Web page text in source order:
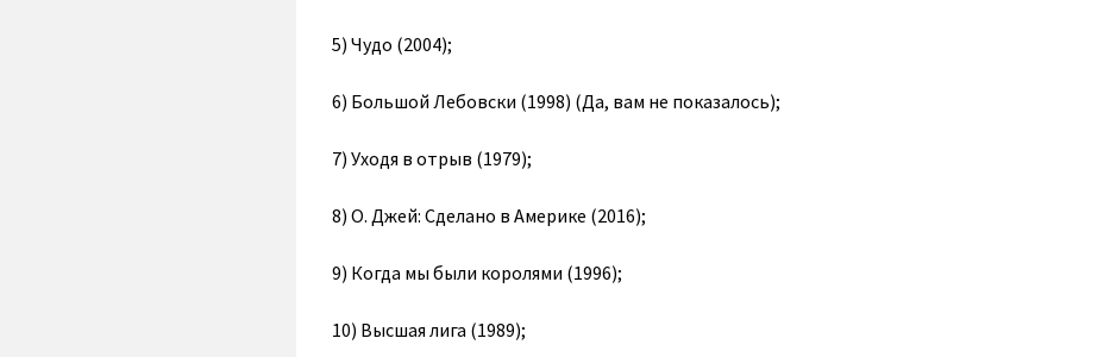
5) Чудо (2004);
6) Большой Лебовски (1998) (Да, вам не показалось);
7) Уходя в отрыв (1979);
8) О. Джей: Сделано в Америке (2016);
9) Когда мы были королями (1996);
10) Высшая лига (1989);